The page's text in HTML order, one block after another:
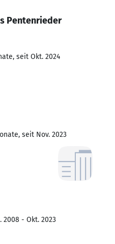
Pentenrieder
seit Okt. 2024
seit Nov. 2023
2008 - Okt. 2023